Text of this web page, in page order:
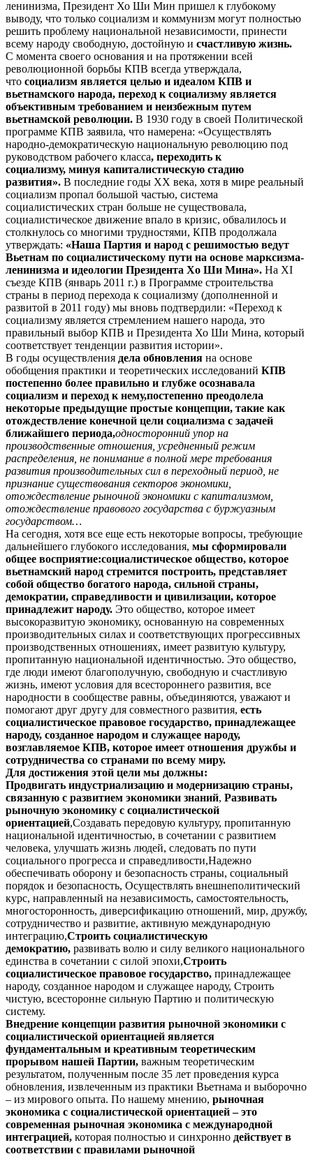
ленинизма, Президент Хо Ши Мин пришел к глубокому
выводу, что только социализм и коммунизм могут полностью
решить проблему национальной независимости, принести
всему народу свободную, достойную и счастливую жизнь.
С момента своего основания и на протяжении всей
революционной борьбы КПВ всегда утверждала,
что социализм является целью и идеалом КПВ и
вьетнамского народа, переход к социализму является
объективным требованием и неизбежным путем
вьетнамской революции. В 1930 году в своей Политической
программе КПВ заявила, что намерена: «Осуществлять
народно-демократическую национальную революцию под
руководством рабочего класса, переходить к
социализму, минуя капиталистическую стадию
развития». В последние годы XX века, хотя в мире реальный
социализм пропал большой частью, система
социалистических стран больше не существовала,
социалистическое движение впало в кризис, обвалилось и
столкнулось со многими трудностями, КПВ продолжала
утверждать: «Наша Партия и народ с решимостью ведут
Вьетнам по социалистическому пути на основе марксизма-
ленинизма и идеологии Президента Хо Ши Мина». На XI
съезде КПВ (январь 2011 г.) в Программе строительства
страны в период перехода к социализму (дополненной и
развитой в 2011 году) мы вновь подтвердили: «Переход к
социализму является стремлением нашего народа, это
правильный выбор КПВ и Президента Хо Ши Мина, который
соответствует тенденции развития истории».
В годы осуществления дела обновления на основе
обобщения практики и теоретических исследований КПВ
постепенно более правильно и глубже осознавала
социализм и переход к нему,постепенно преодолела
некоторые предыдущие простые концепции, такие как
отождествление конечной цели социализма с задачей
ближайшего периода,односторонний упор на
производственные отношения, усредненный режим
распределения, не понимание в полной мере требования
развития производительных сил в переходный период, не
признание существования секторов экономики,
отождествление рыночной экономики с капитализмом,
отождествление правового государства с буржуазным
государством…
На сегодня, хотя все еще есть некоторые вопросы, требующие
дальнейшего глубокого исследования, мы сформировали
общее восприятие:социалистическое общество, которое
вьетнамский народ стремится построить, представляет
собой общество богатого народа, сильной страны,
демократии, справедливости и цивилизации, которое
принадлежит народу. Это общество, которое имеет
высокоразвитую экономику, основанную на современных
производительных силах и соответствующих прогрессивных
производственных отношениях, имеет развитую культуру,
пропитанную национальной идентичностью. Это общество,
где люди имеют благополучную, свободную и счастливую
жизнь, имеют условия для всестороннего развития, все
народности в сообществе равны, объединяются, уважают и
помогают друг другу для совместного развития, есть
социалистическое правовое государство, принадлежащее
народу, созданное народом и служащее народу,
возглавляемое КПВ, которое имеет отношения дружбы и
сотрудничества со странами по всему миру.
Для достижения этой цели мы должны:
Продвигать индустриализацию и модернизацию страны,
связанную с развитием экономики знаний, Развивать
рыночную экономику с социалистической
ориентацией,Создавать передовую культуру, пропитанную
национальной идентичностью, в сочетании с развитием
человека, улучшать жизнь людей, следовать по пути
социального прогресса и справедливости,Надежно
обеспечивать оборону и безопасность страны, социальный
порядок и безопасность, Осуществлять внешнеполитический
курс, направленный на независимость, самостоятельность,
многосторонность, диверсификацию отношений, мир, дружбу,
сотрудничество и развитие, активную международную
интеграцию,Строить социалистическую
демократию, развивать волю и силу великого национального
единства в сочетании с силой эпохи,Строить
социалистическое правовое государство, принадлежащее
народу, созданное народом и служащее народу, Cтроить
чистую, всесторонне сильную Партию и политическую
систему.
Внедрение концепции развития рыночной экономики с
социалистической ориентацией является
фундаментальным и креативным теоретическим
прорывом нашей Партии, важным теоретическим
результатом, полученным после 35 лет проведения курса
обновления, извлеченным из практики Вьетнама и выборочно
– из мирового опыта. По нашему мнению, рыночная
экономика с социалистической ориентацией – это
современная рыночная экономика с международной
интеграцией, которая полностью и синхронно действует в
соответствии с правилами рыночной